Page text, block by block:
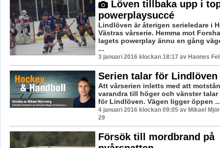
Löven tillbaka upp i
powerplaysuccé
Lindlöven är återigen serieledare i
Västras vårserie. Hemma mot
lagets powerplay ännu en gång
...
3 januari 2016 klockan 18:17 av Hannes
Serien talar för Lindlöven
Att vårserien inletts med att
varandra till höger och vänster
för Lindlöven. Vägen ligger öppen
4 januari 2016 klockan 09:05 av Mikael
29
Försök till mordbrand på